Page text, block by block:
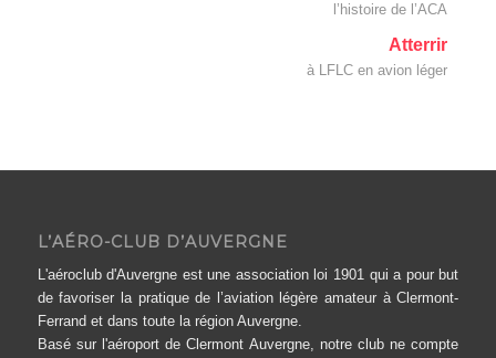
l’histoire de l’ACA
Atterrir
à LFLC en avion léger
L’AÉRO-CLUB D’AUVERGNE
L'aéroclub d'Auvergne est une association loi 1901 qui a pour but
de favoriser la pratique de l’aviation légère amateur à Clermont-
Ferrand et dans toute la région Auvergne.
Basé sur l'aéroport de Clermont Auvergne, notre club ne compte